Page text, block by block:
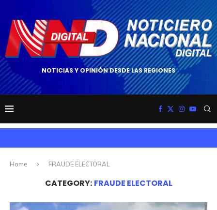
NOTICIAS Y OPINIÓN DESDE LAS REGIONES
Home FRAUDE ELECTORAL
CATEGORY: FRAUDE ELECTORAL